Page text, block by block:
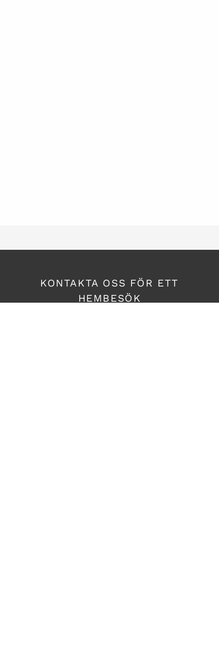
KONTAKTA OSS FÖR ETT
HEMBESÖK